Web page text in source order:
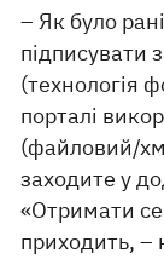
– Як було
підписувати
(технологія
порталі
(файловий/
заходите у
«Отримати
приходить, –